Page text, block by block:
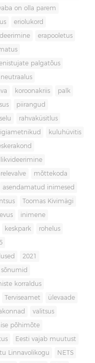
on olla parem
eriolukord
erapooletus
palgatõus
neutraalus
koroonakriis palk
piirangud
rahvaküsitlus
kuluhüvitis
mõttekoda
asendamatud inimesed
Toomas Kivimägi
inimene
keskpark rohelus
2021
sõnumid
korraldus
Terviseamet ülevaade
valitsus
põhimõte
Eesti vajab muutust
Linnavolikogu NETS